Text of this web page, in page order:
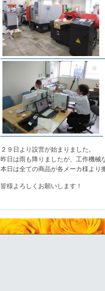
２９日より設営が始まりました。
昨日は雨も降りましたが、工作機械
本日は全ての商品が各メーカ様より
皆様よろしくお願いします！